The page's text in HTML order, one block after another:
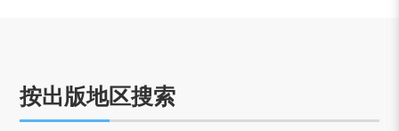
按出版地区搜索